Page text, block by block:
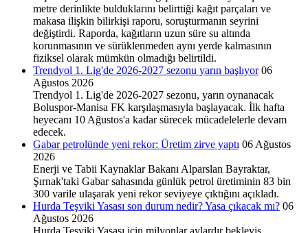
metre derinlikte bulduklarını belirttiği kağıt parçaları ve
makasa ilişkin bilirkişi raporu, soruşturmanın seyrini
değiştirdi. Raporda, kağıtların uzun süre su altında
korunmasının ve sürüklenmeden aynı yerde kalmasının
fiziksel olarak mümkün olmadığı belirtildi.
Trendyol 1. Lig'de 2026-2027 sezonu yarın başlıyor 06
Ağustos 2026
Trendyol 1. Lig'de 2026-2027 sezonu, yarın oynanacak
Boluspor-Manisa FK karşılaşmasıyla başlayacak. İlk hafta
heyecanı 10 Ağustos'a kadar sürecek mücadelelerle devam
edecek.
Gabar petrolünde yeni rekor: Üretim zirve yaptı 06 Ağustos
2026
Enerji ve Tabii Kaynaklar Bakanı Alparslan Bayraktar,
Şırnak'taki Gabar sahasında günlük petrol üretiminin 83 bin
300 varile ulaşarak yeni rekor seviyeye çıktığını açıkladı.
Hurda Teşviki Yasası son durum nedir? Yasa çıkacak mı? 06
Ağustos 2026
Hurda Teşviki Yasası için milyonlar aylardır bekleyiş